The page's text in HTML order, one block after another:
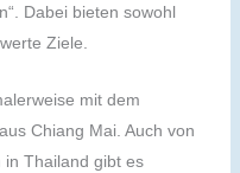
Dabei bieten sowohl
Ziele.
mit dem
Chiang Mai. Auch von
Thailand gibt es